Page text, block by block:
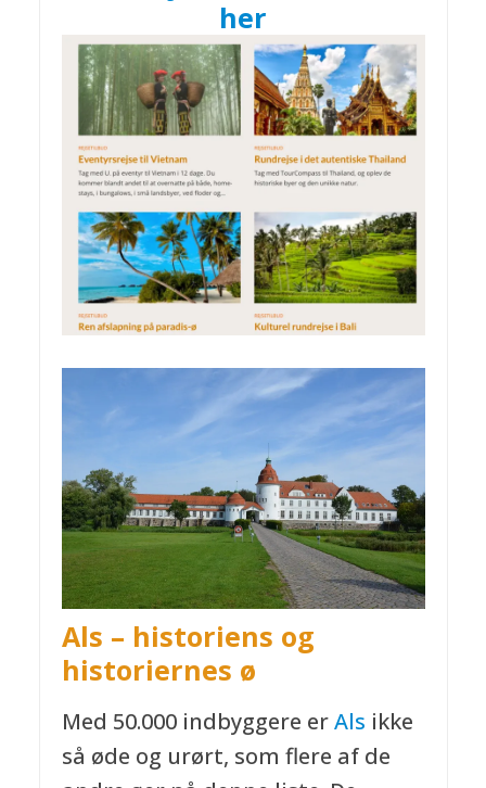
her
Als – historiens og
historiernes ø
Med 50.000 indbyggere erAls ikke
så øde og urørt, som flere af de